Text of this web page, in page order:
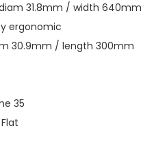
diam 31.8mm / width 640mm
ergonomic
30.9mm / length 300mm
35